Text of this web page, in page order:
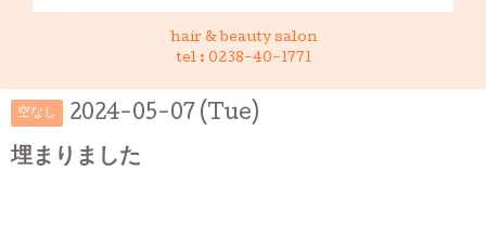
hair & beauty salon
tel : 0238-40-1771
空なし 2024-05-07 (Tue)
埋まりました